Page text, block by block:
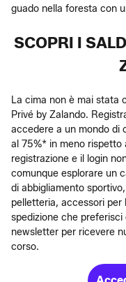
guado nella foresta con
SCOPRI I
La cima non è mai stata
Privé by Zalando.
accedere a un mondo di
al 75%* in meno rispetto
registrazione e il login
comunque esplorare un
di abbigliamento
pelletteria, accessori per
spedizione che
newsletter per ricevere
corso.